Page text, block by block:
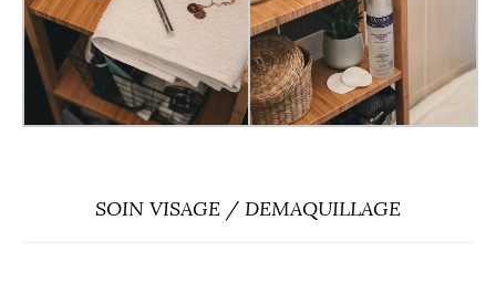
SOIN VISAGE / DEMAQUILLAGE